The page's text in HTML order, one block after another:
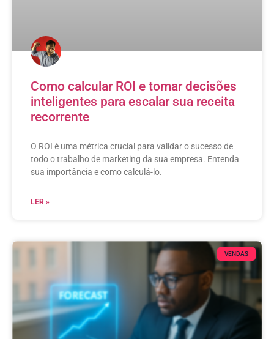
Como calcular ROI e tomar decisões
inteligentes para escalar sua receita
recorrente
O ROI é uma métrica crucial para validar o sucesso de
todo o trabalho de marketing da sua empresa. Entenda
sua importância e como calculá-lo.
LER »
VENDAS